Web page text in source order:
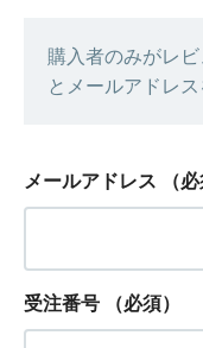
購入者のみがレ
とメールアドレ
メールアドレス （必
受注番号 （必須）